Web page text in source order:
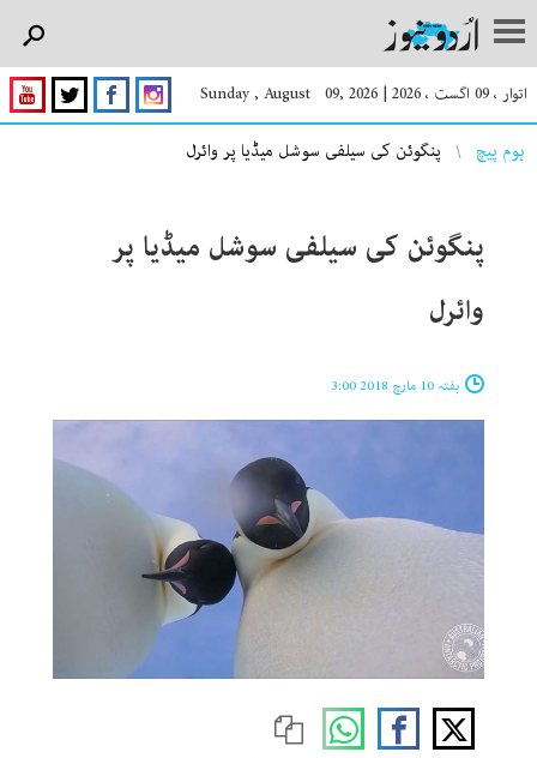
اتوار ، 09 اگست ، 2026 |
Sunday , August 09, 2026
You are here
ہوم پیچ پنگوئن کی سیلفی سوشل میڈیا پر وائرل‎
پنگوئن کی سیلفی سوشل میڈیا پر
وائرل‎
ہفتہ 10 مارچ 2018 3:00